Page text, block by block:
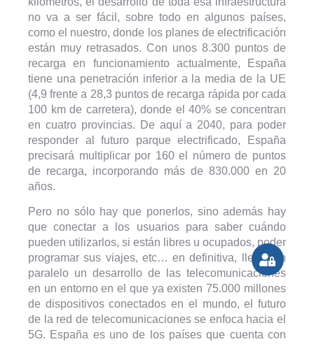
no va a ser fácil, sobre todo en algunos países,
como el nuestro, donde los planes de electrificación
están muy retrasados. Con unos 8.300 puntos de
recarga en funcionamiento actualmente, España
tiene una penetración inferior a la media de la UE
(4,9 frente a 28,3 puntos de recarga rápida por cada
100 km de carretera), donde el 40% se concentran
en cuatro provincias. De aquí a 2040, para poder
responder al futuro parque electrificado, España
precisará multiplicar por 160 el número de puntos
de recarga, incorporando más de 830.000 en 20
años.
Pero no sólo hay que ponerlos, sino además hay
que conectar a los usuarios para saber cuándo
pueden utilizarlos, si están libres u ocupados, poder
programar sus viajes, etc… en definitiva, llevar en
paralelo un desarrollo de las telecomunicaciones
en un entorno en el que ya existen 75.000 millones
de dispositivos conectados en el mundo, el futuro
de la red de telecomunicaciones se enfoca hacia el
5G. España es uno de los países que cuenta con